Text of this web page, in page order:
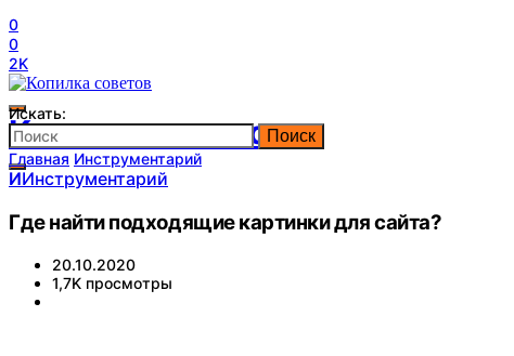
0
0
2K
Копилка советов
Искать:
Поиск
Главная Инструментарий
ИИнструментарий
Где найти подходящие картинки для сайта?
20.10.2020
1,7K просмотры